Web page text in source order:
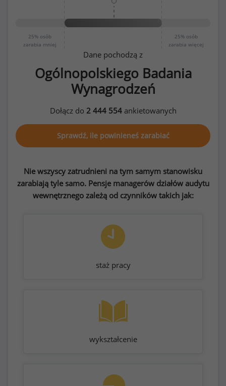
25% osób
zarabia mniej
25% osób
zarabia więcej
Dane pochodzą z
Ogólnopolskiego Badania
Wynagrodzeń
Dołącz do 2 444 554ankietowanych
Sprawdź, ile powinieneś zarabiać
Nie wszyscy zatrudnieni na tym samym stanowisku
zarabiają tyle samo. Pensje managerów działów audytu
wewnętrznego zależą od czynników takich jak:
staż pracy
wykształcenie